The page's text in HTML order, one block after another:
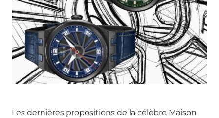
Les dernières propositions de la célèbre Maison